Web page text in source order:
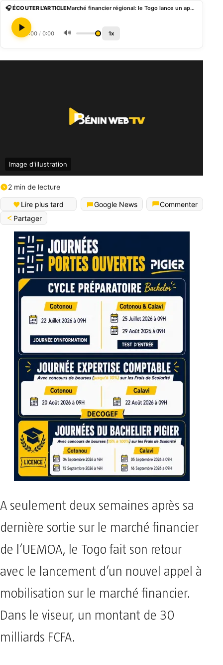
🎧 ÉCOUTER L'ARTICLE Marché financier régional: le Togo lance un appel à mobilisation de 30 milliards FCFA
0:00 / 0:00 🔊 1x
Image d'illustration
2 min de lecture
Lire plus tard Google News
Commenter
Partager
A seulement deux semaines après sa
dernière sortie sur le marché financier
de l’UEMOA, le Togo fait son retour
avec le lancement d’un nouvel appel à
mobilisation sur le marché financier.
Dans le viseur, un montant de 30
milliards FCFA.